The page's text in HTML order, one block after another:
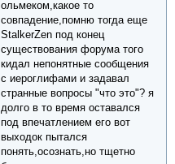
ольмеком,какое то
совпадение,помню тогда еще
StalkerZen под конец
существования форума того
кидал непонятные сообщения
с иероглифами и задавал
странные вопросы "что это"? я
долго в то время оставался
под впечатлением его вот
выходок пытался
понять,осознать,но тщетно